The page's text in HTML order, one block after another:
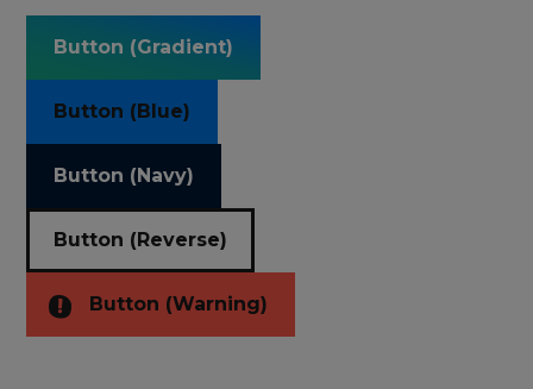
Button (Gradient)
Button (Blue)
Button (Navy)
Button (Reverse)
Button (Warning)